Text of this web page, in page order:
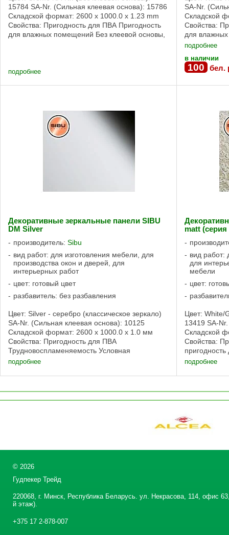
15784 SA-Nr. (Сильная клеевая основа): 15786
Складской формат: 2600 x 1000.0 x 1.23 mm
Свойства: Пригодность для ПВА Пригодность
для влажных помещений Без клеевой основы,
подробнее
SA-Nr.
Складской
Свойства:
для
Сильная
подробнее
в наличии
100 бел.
Декоративные зеркальные панели SIBU
DM Silver
производитель: Sibu
вид работ: для изготовления мебели, для
производства окон и дверей, для
интерьерных работ
цвет: готовый цвет
разбавитель: без разбавления
Цвет: Silver - серебро (классическое зеркало)
SA-Nr. (Сильная клеевая основа): 10125
Складской формат: 2600 x 1000.0 x 1.0 мм
Свойства: Пригодность для ПВА
Трудновоспламеняемость Условная
пригодность для влажных помещений Сильная
подробнее
matt
вид работ:
для
мебели
цвет:
Цвет: White/
13419 SA-
Складской
Свойства:
клеевой
подробнее
© 2026
Гудпекер Трейд
220068, г. Минск, Республика Беларусь. ул. Некрасова, 114, офис
й этаж).
+375 17 2-878-007